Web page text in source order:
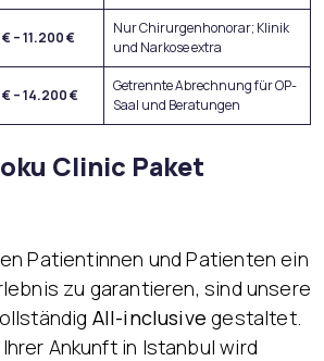
– 11.200 €
Nur Chirurgenhonorar; Klinik
und Narkose extra
– 14.200 €
Getrennte Abrechnung für OP-
Saal und Beratungen
Clinic Paket
Patientinnen und Patienten ein
zu garantieren, sind unsere
All-inclusive gestaltet.
Ankunft in Istanbul wird